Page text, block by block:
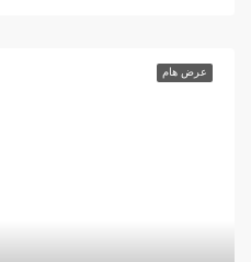
عرض هام